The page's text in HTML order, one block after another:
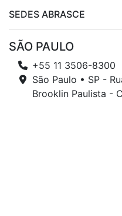
SEDES ABRASCE
SÃO PAULO
+55 11 3506-8300
São Paulo • SP -
Brooklin Paulista -